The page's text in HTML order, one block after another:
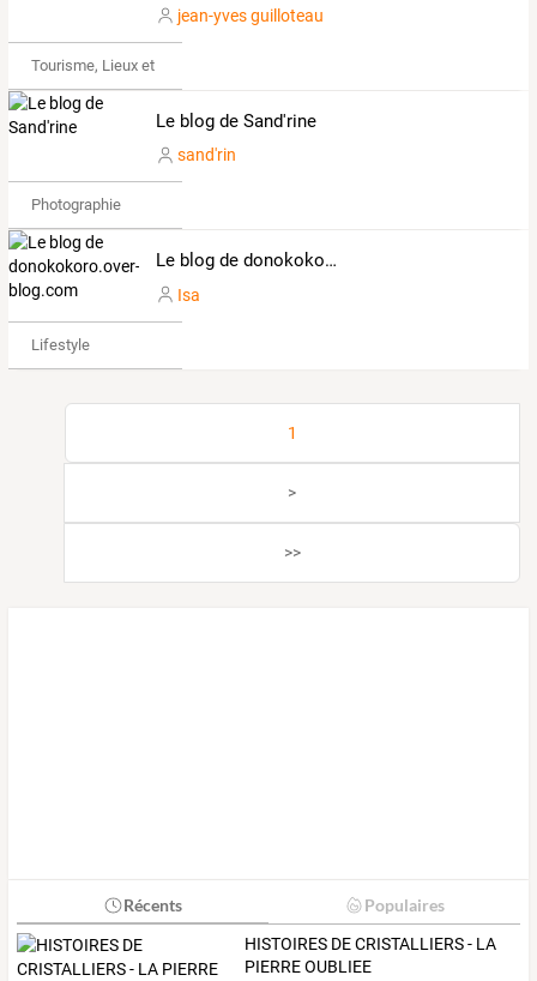
jean-yves guilloteau
Tourisme, Lieux et Événements
Le blog de Sand'rine
sand'rin
Photographie
Le blog de donokokoro.over-blog.com
Isa
Lifestyle
1
>
>>
Récents Populaires
HISTOIRES DE CRISTALLIERS - LA
PIERRE OUBLIEE